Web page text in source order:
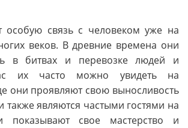
связь с человеком уже на
веков. В древние времена они
в битвах и перевозке людей и
их часто можно увидеть на
они проявляют свою выносливость
также являются частыми гостями на
показывают свое мастерство и